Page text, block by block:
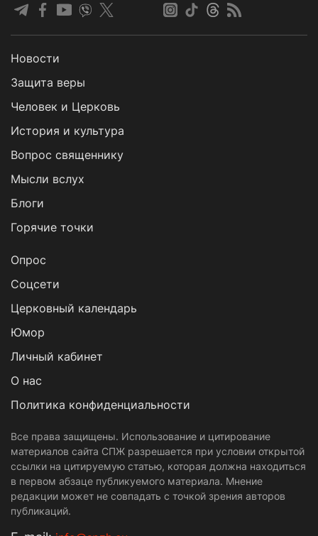
Новости
Защита веры
Человек и Церковь
История и культура
Вопрос священнику
Мысли вслух
Блоги
Горячие точки
Опрос
Cоцсети
Церковный календарь
Юмор
Личный кабинет
О нас
Политика конфиденциальности
Все права защищены. Использование и цитирование
материалов сайта СПЖ разрешается при условии открытой
ссылки на цитируемую статью, которая должна находиться
в первом абзаце публикуемого материала. Мнение
редакции может не совпадать с точкой зрения авторов
публикаций.